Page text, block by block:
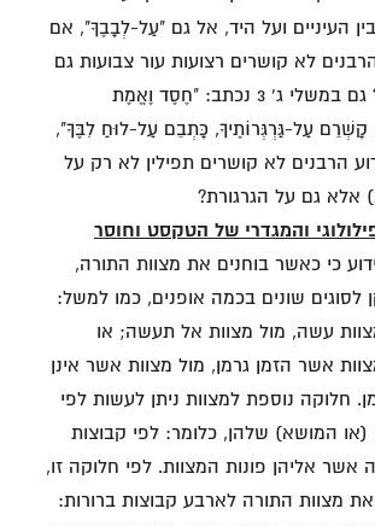
העיניים ועל היד, אל גם "עַל-לְבָבֶךָ", אם
לא קושרים רצועות עור צבועות גם
על החזה? גם במשלי ג' 3 נכתב: "חֶסֶד וֶאֱמֶת
קָשְׁרֵם עַל-גַּרְגְּרוֹתֶיךָ, כָּתְבֵם עַל-לוּחַ לִבֶּךָ",
הרבנים לא קושרים תפילין לא רק על
אלא גם על הגרגורת?
והמגדרי של הטקסט וחוסר
כי כאשר בוחנים את מצוות התורה,
לסוגים שונים בכמה אופנים, כמו למשל:
עשה, מול מצוות אל תעשה; או
אשר הזמן גרמן, מול מצוות אשר אינן
חלוקה נוספת למצוות ניתן לעשות לפי
(או המושא) שלהן, כלומר: לפי קבוצות
אשר אליהן פונות המצוות. לפי חלוקה זו,
את מצוות התורה לארבע קבוצות ברורות: